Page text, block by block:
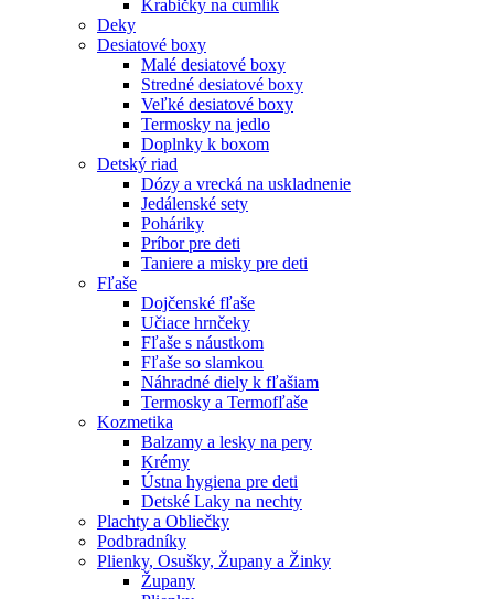
Krabičky na cumlík
Deky
Desiatové boxy
Malé desiatové boxy
Stredné desiatové boxy
Veľké desiatové boxy
Termosky na jedlo
Doplnky k boxom
Detský riad
Dózy a vrecká na uskladnenie
Jedálenské sety
Poháriky
Príbor pre deti
Taniere a misky pre deti
Fľaše
Dojčenské fľaše
Učiace hrnčeky
Fľaše s náustkom
Fľaše so slamkou
Náhradné diely k fľašiam
Termosky a Termofľaše
Kozmetika
Balzamy a lesky na pery
Krémy
Ústna hygiena pre deti
Detské Laky na nechty
Plachty a Obliečky
Podbradníky
Plienky, Osušky, Župany a Žinky
Župany